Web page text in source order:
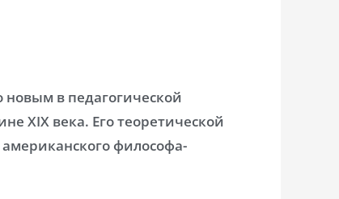
в педагогической
XIX века. Его теоретической
философа-